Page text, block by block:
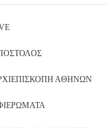
ΑΘΗΝΏΝ